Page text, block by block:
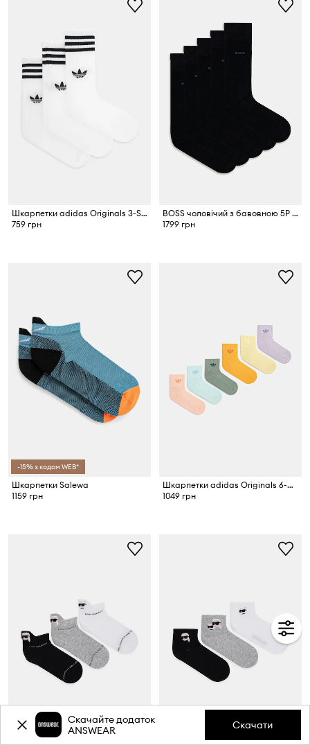
Шкарпетки adidas Originals 3-Stripes 3-pack
759 грн
BOSS чоловічий з бавовною 5P RS Uni CC 5-пак
1799 грн
-15% з кодом WEB*
Шкарпетки Salewa
1159 грн
Шкарпетки adidas Originals 6-pack
1049 грн
-39%
Ще -10% з кодом WEB*
Ще -10% з кодом WEB*
Скачайте додаток
ANSWEAR
Скачати